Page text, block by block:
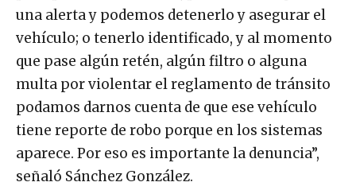
una alerta y podemos detenerlo y asegurar el
vehículo; o tenerlo identificado, y al momento
que pase algún retén, algún filtro o alguna
multa por violentar el reglamento de tránsito
podamos darnos cuenta de que ese vehículo
tiene reporte de robo porque en los sistemas
aparece. Por eso es importante la denuncia”,
señaló Sánchez González.